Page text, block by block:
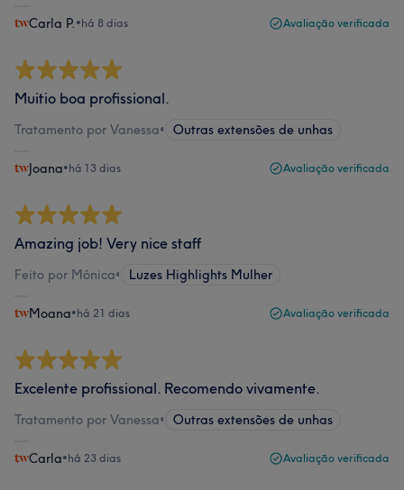
Carla P. •há 8 dias Avaliação verificada
Muitio boa profissional.
Tratamento por Vanessa• Outras extensões de unhas
Joana•há 13 dias Avaliação verificada
Amazing job! Very nice staff
Feito por Mónica• Luzes Highlights Mulher
Moana•há 21 dias Avaliação verificada
Excelente profissional. Recomendo vivamente.
Tratamento por Vanessa• Outras extensões de unhas
Carla•há 23 dias Avaliação verificada